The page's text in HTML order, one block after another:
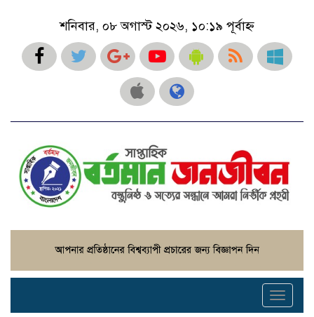
শনিবার, ০৮ অগাস্ট ২০২৬, ১০:১৯ পূর্বাহ্ন
Toggle